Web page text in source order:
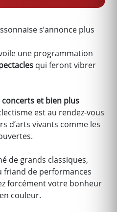
s’annonce plus
une programmation
qui feront vibrer
et bien plus
est au rendez-vous
d’arts vivants comme les
de grands classiques,
friand de performances
forcément votre bonheur
couleur.